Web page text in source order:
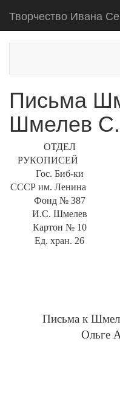
Творчество Ивана
Письма
Шмелев
ОТДЕЛ
РУКОПИСЕЙ
Гос. Биб-ки
СССР им. Ленина
Фонд № 387
И.С. Шмелев
Картон № 10
Ед. хран. 26
Письма к
Ольге